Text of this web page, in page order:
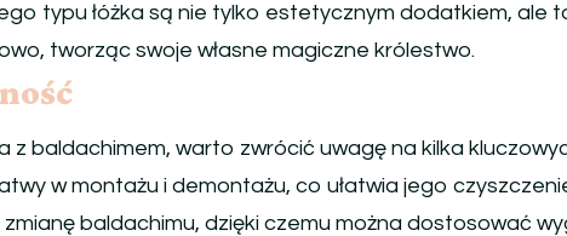
typu łóżka są nie tylko estetycznym dodatkiem, ale
tworząc swoje własne magiczne królestwo.
z baldachimem, warto zwrócić uwagę na kilka
w montażu i demontażu, co ułatwia jego
baldachimu, dzięki czemu można dostosować